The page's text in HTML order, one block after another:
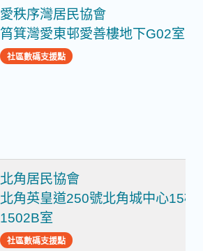
愛秩序灣居民協會
筲箕灣愛東邨愛善樓地下G02室
社區數碼支援點
北角居民協會
北角英皇道250號北角城中心15樓
1502B室
社區數碼支援點